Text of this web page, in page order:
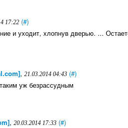
17:22 (#)
и уходит, хлопнув дверью. ...
, 21.03.2014 04:43 (#)
уж безрассудным
, 20.03.2014 17:33 (#)